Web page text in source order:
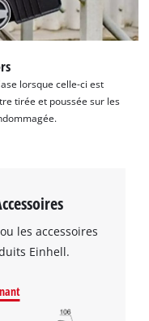
lorsque celle-ci est
tirée et poussée sur les
les accessoires
Einhell.